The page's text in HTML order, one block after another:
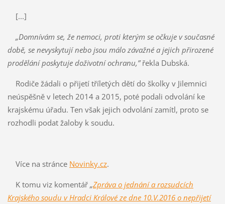
[...]
„Domnívám se, že nemoci, proti kterým se očkuje v současné
době, se nevyskytují nebo jsou málo závažné a jejich přirozené
prodělání poskytuje doživotní ochranu,”řekla Dubská.
Rodiče žádali o přijetí tříletých dětí do školky v Jilemnici
neúspěšně v letech 2014 a 2015, poté podali odvolání ke
krajskému úřadu. Ten však jejich odvolání zamítl, proto se
rozhodli podat žaloby k soudu.
Více na stránce Novinky.cz.
K tomu viz komentář „Zpráva o jednání a rozsudcích
Krajského soudu v Hradci Králové ze dne 10.V.2016 o nepřijetí